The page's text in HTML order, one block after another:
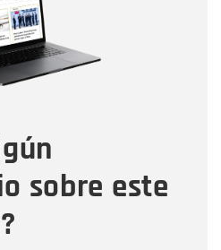
sobre este